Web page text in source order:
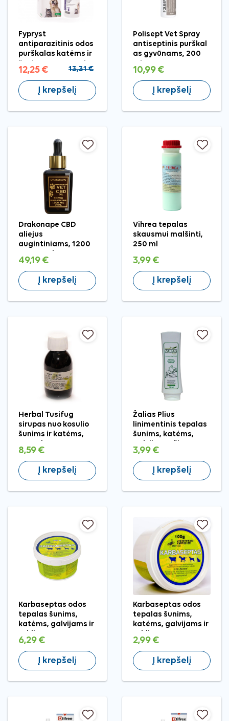
Fypryst
antiparazitinis odos
purškalas katėms ir
100 ml
12,25 € 13,31 €
Į krepšelį
Polisept Vet Spray
antiseptinis purškal
as gyvūnams, 200
10,99 €
Į krepšelį
Drakonape CBD
aliejus
augintiniams, 1200
mg, 30 ml
49,19 €
Į krepšelį
Vihrea tepalas
skausmui malšinti,
250 ml
3,99 €
Į krepšelį
Herbal Tusifug
sirupas nuo kosulio
šunims ir katėms,
8,59 €
Į krepšelį
Žalias Plius
linimentinis tepalas
šunims, katėms,
kiaulėms, 180 ml
3,99 €
Į krepšelį
Karbaseptas odos
tepalas šunims,
katėms, galvijams ir
6,29 €
Į krepšelį
Karbaseptas odos
tepalas šunims,
katėms, galvijams ir
2,99 €
Į krepšelį